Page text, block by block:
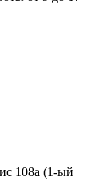
108а (1-ый